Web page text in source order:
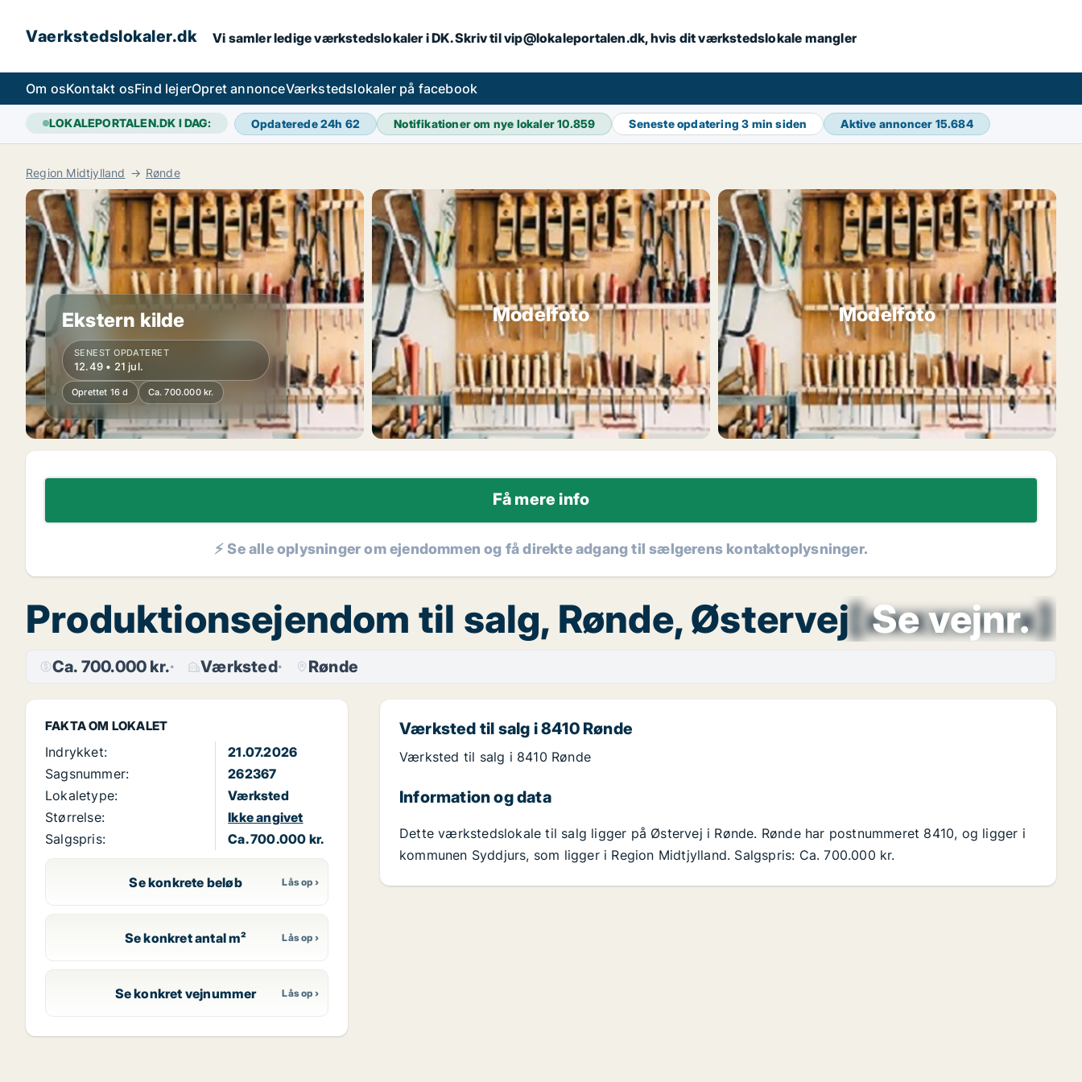
Vaerkstedslokaler.dk Vi samler ledige værkstedslokaler i DK. Skriv til vip@lokaleportalen.dk, hvis dit værkstedslokale mangler
Om osKontakt osFind lejerOpret annonceVærkstedslokaler på facebook
LOKALEPORTALEN.DK I DAG: Opdaterede 24h 62 Notifikationer om nye lokaler10.859 Seneste opdatering3 min siden Aktive annoncer 15.684
Region Midtjylland Rønde
Ekstern kilde
SENEST OPDATERET
12.49 • 21 jul.
Oprettet 16 d Ca. 700.000 kr.
Modelfoto Modelfoto
Få mere info
⚡ Se alle oplysninger om ejendommen og få direkte adgang til sælgerens kontaktoplysninger.
Produktionsejendom til salg, Rønde, Østervej Se vejnr.
[xxxxxxxx]
Ca. 700.000 kr. Værksted Rønde
FAKTA OM LOKALET
Indrykket:
21.07.2026
Sagsnummer:
262367
Lokaletype:
Værksted
Størrelse:
Ikke angivet
Salgspris:
Ca. 700.000 kr.
Se konkrete beløb
Se konkret antal m²
Se konkret vejnummer
Værksted til salg i 8410 Rønde
Værksted til salg i 8410 Rønde
Information og data
Dette værkstedslokale til salg ligger på Østervej i Rønde. Rønde har postnummeret 8410, og ligger i
kommunen Syddjurs, som ligger i Region Midtjylland. Salgspris: Ca. 700.000 kr.